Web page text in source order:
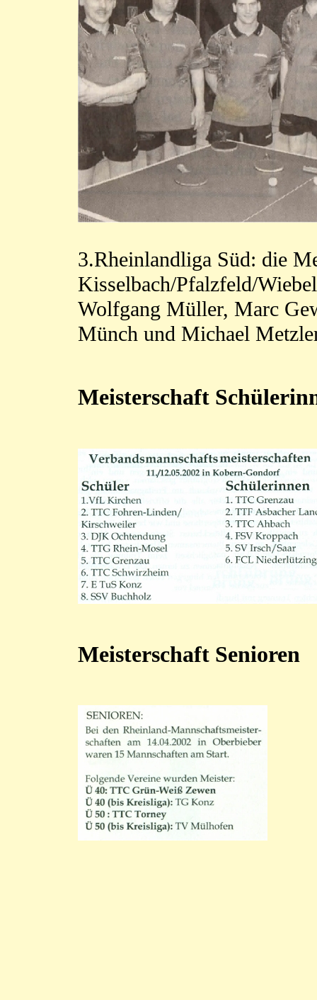
3.Rheinlandliga Süd: die
Kisselbach/Pfalzfeld/
Wolfgang Müller, Marc
Münch und Michael
Meisterschaft
Meisterschaft Senioren